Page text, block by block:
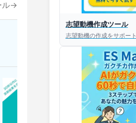
ル→
今すぐESを
添削してほしい！
志望動機作成ツール
志望動機の作成をサポート